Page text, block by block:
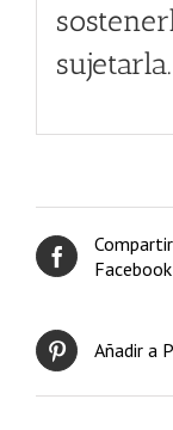
sujetarla.
Facebook
Añadir a